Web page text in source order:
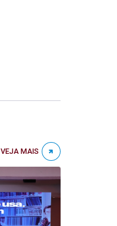
VEJA MAIS